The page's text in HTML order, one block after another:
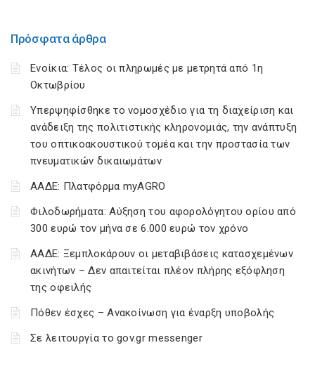
Πρόσφατα άρθρα
Ενοίκια: Τέλος οι πληρωμές με μετρητά από 1η
Οκτωβρίου
Υπερψηφίσθηκε το νομοσχέδιο για τη διαχείριση και
ανάδειξη της πολιτιστικής κληρονομιάς, την ανάπτυξη
του οπτικοακουστικού τομέα και την προστασία των
πνευματικών δικαιωμάτων
ΑΑΔΕ: Πλατφόρμα myAGRO
Φιλοδωρήματα: Αύξηση του αφορολόγητου ορίου από
300 ευρώ τον μήνα σε 6.000 ευρώ τον χρόνο
ΑΑΔΕ: Ξεμπλοκάρουν οι μεταβιβάσεις κατασχεμένων
ακινήτων – Δεν απαιτείται πλέον πλήρης εξόφληση
της οφειλής
Πόθεν έσχες – Ανακοίνωση για έναρξη υποβολής
Σε λειτουργία το gov.gr messenger